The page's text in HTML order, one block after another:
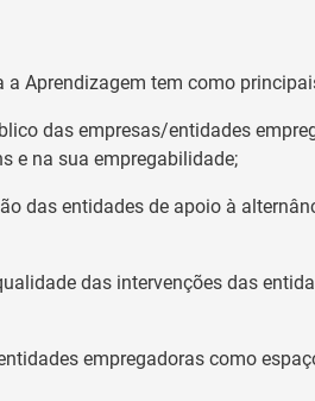
a Aprendizagem tem como
das empresas/entidades
e na sua empregabilidade;
das entidades de apoio à
das intervenções das
empregadoras como